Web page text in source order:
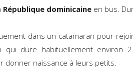
République dominicaine en bus.
dans un catamaran pour
qui dure habituellement environ
donner naissance à leurs petits.